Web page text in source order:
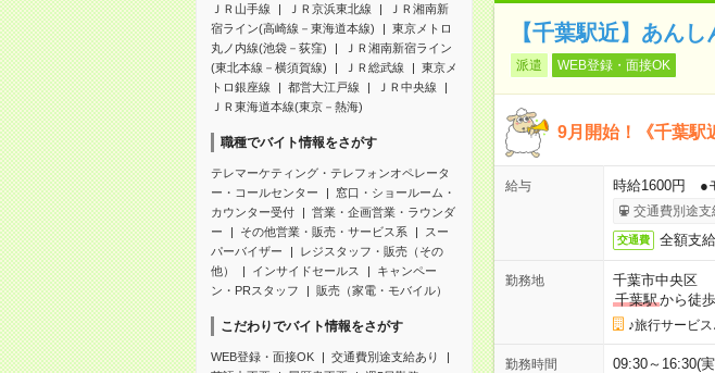
ＪＲ山手線 ＪＲ京浜東北線
ＪＲ湘南新
宿ライン(高崎線－東海道本線)
東京メトロ
丸ノ内線(池袋－荻窪)
ＪＲ湘南新宿ライン
(東北本線－横須賀線)
ＪＲ総武線
東京メ
トロ銀座線
都営大江戸線
ＪＲ中央線
ＪＲ東海道本線(東京－熱海)
職種でバイト情報をさがす
テレマーケティング・テレフォンオペレータ
ー・コールセンター
窓口・ショールーム・
カウンター受付
営業・企画営業・ラウンダ
ー
その他営業・販売・サービス系
スー
パーバイザー
レジスタッフ・販売（その
他）
インサイドセールス
キャンペー
ン・PRスタッフ
販売（家電・モバイル）
こだわりでバイト情報をさがす
WEB登録・面接OK
交通費別途支給あり
【千葉駅近】あん
派遣 WEB登録・面接OK
9月開始！《千葉駅
給与 時給1600円 ●
交通費別途支
交通費 全額支給
勤務地
千葉市中央区
千葉駅から徒
♪旅行サービス
勤務時間 09:30～16:30(